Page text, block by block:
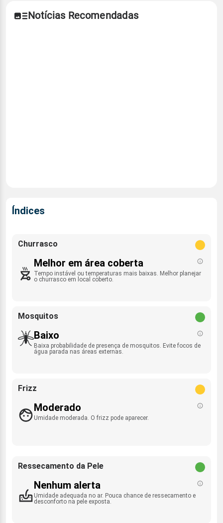
Notícias Recomendadas
Índices
Churrasco
Melhor em área coberta
Tempo instável ou temperaturas mais baixas. Melhor planejar
o churrasco em local coberto.
Mosquitos
Baixo
Baixa probabilidade de presença de mosquitos. Evite focos de
água parada nas áreas externas.
Frizz
Moderado
Umidade moderada. O frizz pode aparecer.
Ressecamento da Pele
Nenhum alerta
Umidade adequada no ar. Pouca chance de ressecamento e
desconforto na pele exposta.